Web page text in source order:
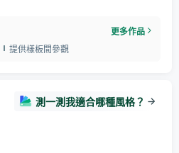
更多作品
提供樣板間參觀
測一測我適合哪種風格？